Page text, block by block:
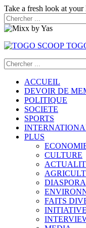
Take a fresh look at your
ACCUEIL
DEVOIR DE
POLITIQUE
SOCIETE
SPORTS
PLUS
CULTURE
DIASPORA
FAITS
INITIATIVE